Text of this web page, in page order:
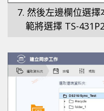
7. 然後左邊欄位選
範將選擇 TS-